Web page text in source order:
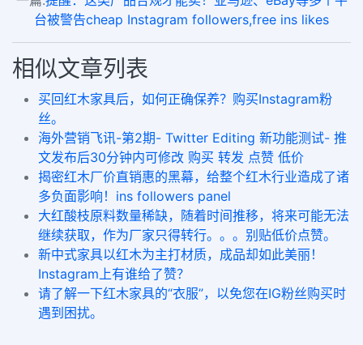
台被警告cheap Instagram followers,free ins likes
相似文章列表
买回红木家具后，如何正确保养？购买Instagram粉
丝。
海外营销飞讯-第2期- Twitter Editing 新功能测试- 推
文发布后30分钟内可修改 购买 转发 点赞 低价
揭密红木厂价直销惠的黑幕，给整个红木行业造成了诸
多负面影响！ins followers panel
大红酸枝原料数量稀缺，随着时间推移，将来可能无法
继续获取，作为厂家只得转行。。。别贴低价点赞。
新中式家具以红木为主打材质，成品却如此美丽！
Instagram上有谁给了赞？
请了解一下红木家具的“衣服”，以免您在IG粉丝购买时
遇到困扰。